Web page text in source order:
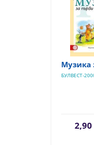
Музика
БУЛВЕСТ-